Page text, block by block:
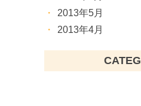
2013年5月
2013年4月